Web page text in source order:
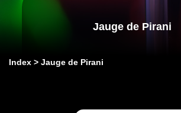
Jauge de Pirani
Index Jauge de Pirani